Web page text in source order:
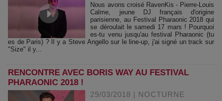
Nous avons croisé RavenKis - Pierre-Louis
Calme, jeune DJ français d'origine
parisienne, au Festival Pharaonic 2018 qui
se déroulait le samedi 17 mars ! Pourquoi
es-tu venu jusqu'au festival Pharaonic (tu
es de Paris) ? Il y a Steve Angello sur le line-up, j'ai signé un track sur
"Size" il y...
RENCONTRE AVEC BORIS WAY AU FESTIVAL
PHARAONIC 2018 !
29/03/2018 | NOCTURNE